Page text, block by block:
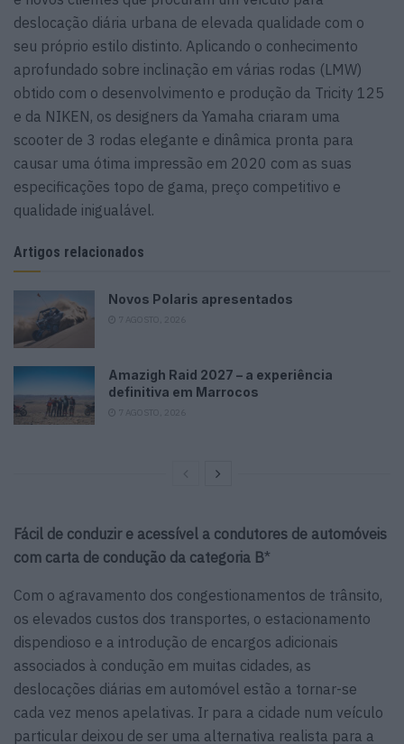
deslocação diária urbana de elevada qualidade com o
seu próprio estilo distinto. Aplicando o conhecimento
aprofundado sobre inclinação em várias rodas (LMW)
obtido com o desenvolvimento e produção da Tricity 125
e da NIKEN, os designers da Yamaha criaram uma
scooter de 3 rodas elegante e dinâmica pronta para
causar uma ótima impressão em 2020 com as suas
especificações topo de gama, preço competitivo e
qualidade inigualável.
Artigos relacionados
Novos Polaris apresentados
Amazigh Raid 2027 – a experiência
definitiva em Marrocos
Fácil de conduzir e acessível a condutores de automóveis
com carta de condução da categoria B*
Com o agravamento dos congestionamentos de trânsito,
os elevados custos dos transportes, o estacionamento
dispendioso e a introdução de encargos adicionais
associados à condução em muitas cidades, as
deslocações diárias em automóvel estão a tornar-se
cada vez menos apelativas. Ir para a cidade num veículo
particular deixou de ser uma alternativa realista para a